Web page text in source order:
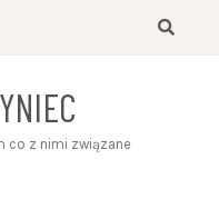
co z nimi związane